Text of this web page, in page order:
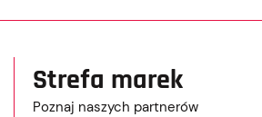
Strefa marek
Poznaj naszych partnerów